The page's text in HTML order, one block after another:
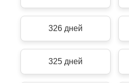
326 дней
325 дней